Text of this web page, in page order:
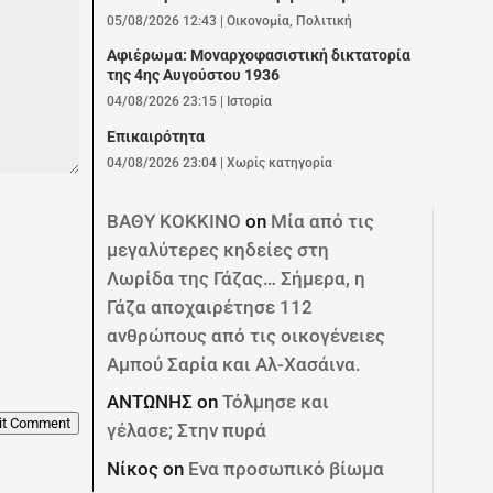
Comment
05/08/2026 12:43 |Οικονομία Πολιτική
Αφιέρωμα: Mοναρχοφασιστική δικτατορία
της 4ης Αυγούστου 1936
04/08/2026 23:15 Ιστορία
Επικαιρότητα
04/08/2026 23:04 |Χωρίς κατηγορία
ΒΑΘΥ ΚΟΚΚΙΝΟ on Μία από τις
μεγαλύτερες κηδείες στη
Λωρίδα της Γάζας… Σήμερα, η
Γάζα αποχαιρέτησε 112
ανθρώπους από τις οικογένειες
Αμπού Σαρία και Αλ-Χασάινα.
ΑΝΤΩΝΗΣ onΤόλμησε και
γέλασε; Στην πυρά
Νίκος on Ενα προσωπικό βίωμα